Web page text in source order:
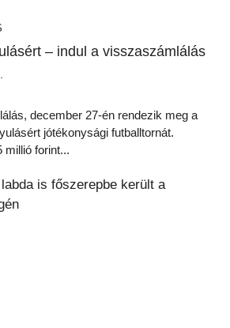
– indul a visszaszámlálás
december 27-én rendezik meg a
jótékonysági futballtornát.
millió forint...